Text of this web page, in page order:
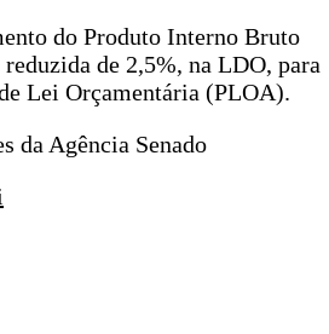
do Produto Interno Bruto
de 2,5%, na LDO, para
Lei Orçamentária (PLOA).
da Agência Senado